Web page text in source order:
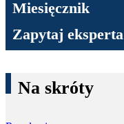
Miesięcznik
Zapytaj eksperta
Na skróty